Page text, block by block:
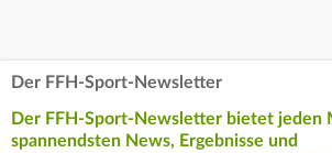
Der FFH-Sport-Newsletter
Der FFH-Sport-Newsletter bietet jeden
spannendsten News, Ergebnisse und